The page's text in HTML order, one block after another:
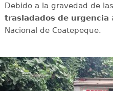
Debido a la gravedad de
trasladados de urgencia
Nacional de Coatepeque.